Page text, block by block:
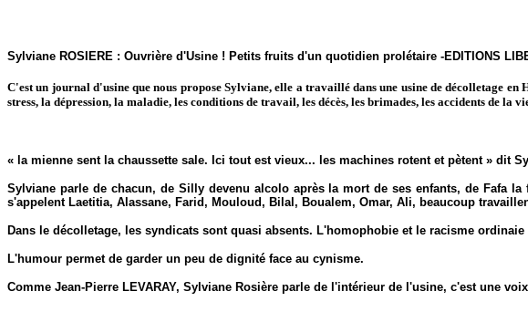
Sylviane ROSIERE : Ouvrière d'Usine ! Petits fruits d'un quotidien prolétaire -EDITIONS
C'est un journal d'usine que nous propose Sylviane, elle a travaillé dans une usine de décolletage
stress, la dépression, la maladie, les conditions de travail, les décès, les brimades, les accidents
« la mienne sent la chaussette sale. Ici tout est vieux... les machines rotent et pètent » dit
Sylviane parle de chacun, de Silly devenu alcolo après la mort de ses enfants, de Fafa
s'appelent Laetitia, Alassane, Farid, Mouloud, Bilal, Boualem, Omar, Ali, beaucoup
Dans le décolletage, les syndicats sont quasi absents. L'homophobie et le racisme
L'humour permet de garder un peu de dignité face au cynisme.
Comme Jean-Pierre LEVARAY, Sylviane Rosière parle de l'intérieur de l'usine, c'est une